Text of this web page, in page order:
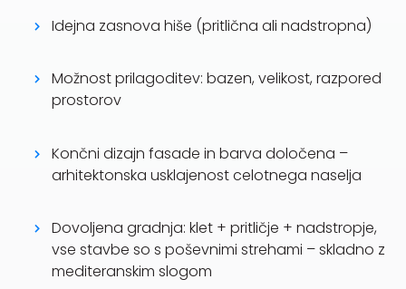
Idejna zasnova hiše (pritlična ali nadstropna)
Možnost prilagoditev: bazen, velikost, razpored
prostorov
Končni dizajn fasade in barva določena –
arhitektonska usklajenost celotnega naselja
Dovoljena gradnja: klet + pritličje + nadstropje,
vse stavbe so s poševnimi strehami – skladno z
mediteranskim slogom